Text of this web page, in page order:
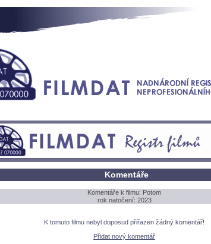
Komentáře
Komentáře k filmu: Potom
rok natočení: 2023
K tomuto filmu nebyl doposud přiřazen žádný komentář!
Přidat nový komentář